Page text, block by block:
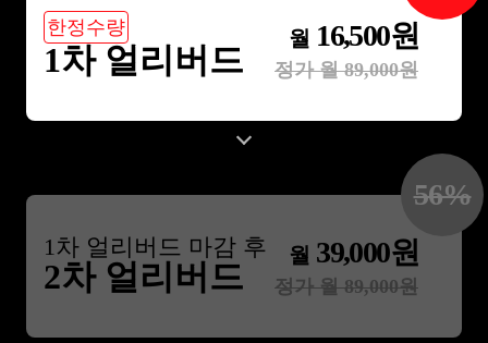
한정수량
1차 얼리버드
월 16,500원
정가 월89,000원
1 차 얼리버드 마감 후
2차 얼리버드
월 39,000원
정가 월89,000원
56%